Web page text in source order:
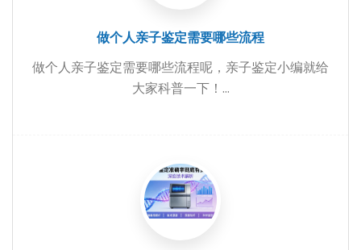
做个人亲子鉴定需要哪些流程
做个人亲子鉴定需要哪些流程呢，亲子鉴定小编就给
大家科普一下！...